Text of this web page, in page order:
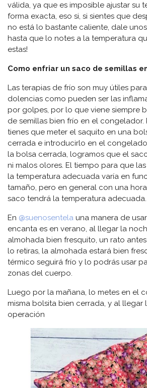
válida, ya que es imposible ajustar su
forma exacta, eso si, si sientes que
no está lo bastante caliente, dale
hasta que lo notes a la temperatura
estas!
Como enfriar un saco de semillas
Las terapias de frío son muy útiles
dolencias como pueden ser las
por golpes, por lo que viene siempre
de semillas bien frío en el congelador.
tienes que meter el saquito en una
cerrada e introducirlo en el
la bolsa cerrada, logramos que el
ni malos olores. El tiempo para que
la temperatura adecuada varía en
tamaño, pero en general con una
saco tendrá la temperatura adecuada.
En @suenosentela una manera de
encanta es en verano, al llegar la
almohada bien fresquito, un rato
lo retiras, la almohada estará bien
térmico seguirá frío y lo podrás usar
zonas del cuerpo.
Luego por la mañana, lo metes en el
misma bolsita bien cerrada, y al llegar
operación